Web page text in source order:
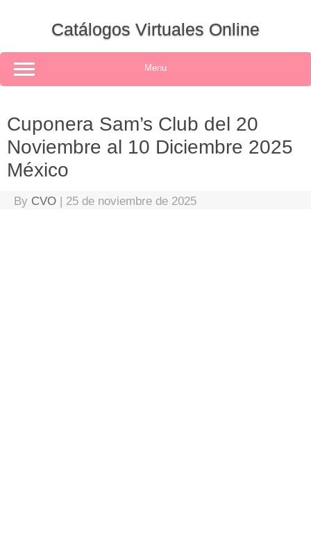
Catálogos Virtuales Online
Menu
Cuponera Sam’s Club del 20
Noviembre al 10 Diciembre 2025
México
By CVO | 25 de noviembre de 2025